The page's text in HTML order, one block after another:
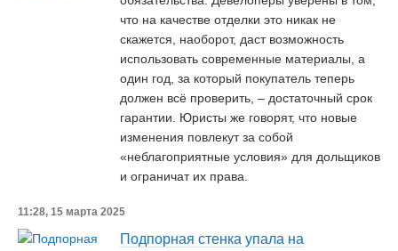
что на качестве отделки это никак не
скажется, наоборот, даст возможность
использовать современные материалы, а
один год, за который покупатель теперь
должен всё проверить, – достаточный срок
гарантии. Юристы же говорят, что новые
изменения повлекут за собой
«неблагоприятные условия» для дольщиков
и ограничат их права.
11:28, 15 марта 2025
Подпорная стенка упала на